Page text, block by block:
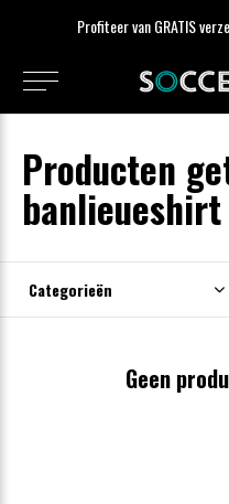
Profiteer van GRATIS
Producten
banlieueshirt
Categorieën
Geen